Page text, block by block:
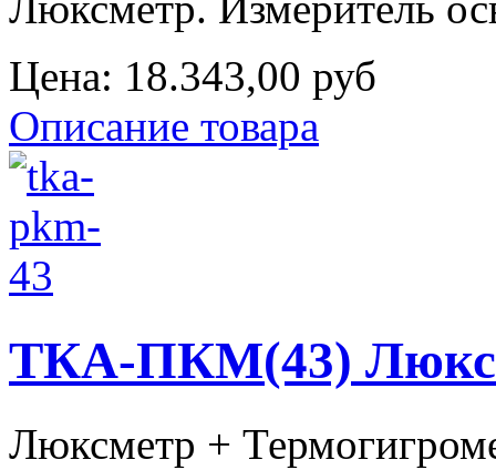
Цена: 18.343,00 руб
Описание товара
ТКА-ПКМ(43)
Люксметр +